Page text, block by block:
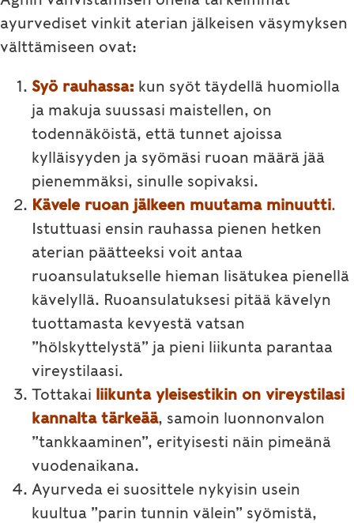
ayurvediset vinkit aterian jälkeisen väsymyksen
välttämiseen ovat:
Syö rauhassa: kun syöt täydellä huomiolla
ja makuja suussasi maistellen, on
todennäköistä, että tunnet ajoissa
kylläisyyden ja syömäsi ruoan määrä jää
pienemmäksi, sinulle sopivaksi.
Kävele ruoan jälkeen muutama minuutti.
Istuttuasi ensin rauhassa pienen hetken
aterian päätteeksi voit antaa
ruoansulatukselle hieman lisätukea pienellä
kävelyllä. Ruoansulatuksesi pitää kävelyn
tuottamasta kevyestä vatsan
”hölskyttelystä” ja pieni liikunta parantaa
vireystilaasi.
Tottakai liikunta yleisestikin on vireystilasi
kannalta tärkeää, samoin luonnonvalon
”tankkaaminen”, erityisesti näin pimeänä
vuodenaikana.
Ayurveda ei suosittele nykyisin usein
kuultua ”parin tunnin välein” syömistä,